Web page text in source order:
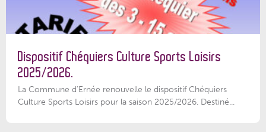
Dispositif Chéquiers Culture Sports Loisirs
2025/2026.
La Commune d'Ernée renouvelle le dispositif Chéquiers
Culture Sports Loisirs pour la saison 2025/2026. Destiné...